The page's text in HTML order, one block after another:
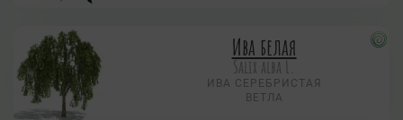
Ива белая
Salix alba L.
ИВА СЕРЕБРИСТАЯ
ВЕТЛА